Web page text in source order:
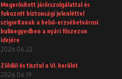
Megerősített járőrszolgálattal és
fokozott biztonsági jelenléttel
szigorítanak a belső-erzsébetvárosi
bulinegyedben a nyári főszezon
idejére
2026.06.22.
Zöldül és tisztul a VI. kerület
2026.06.19.